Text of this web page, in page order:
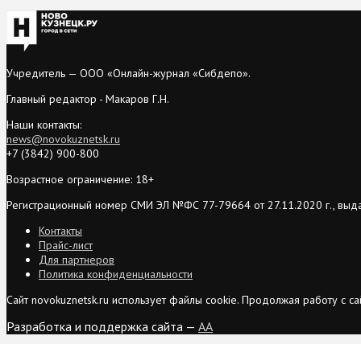
Учредитель — ООО «Онлайн-журнал «Сибдепо».
Главный редактор - Макаров Г.Н.
Наши контакты:
news@novokuznetsk.ru
+7 (3842) 900-800
Возрастное ограничение: 18+
Регистрационный номер СМИ ЭЛ №ФС 77-79664 от 27.11.2020 г.,
Контакты
Прайс-лист
Для партнеров
Политика конфиденциальности
Сайт novokuznetsk.ru использует файлы cookie. Продолжая работу с
Разработка и поддержка сайта — AA